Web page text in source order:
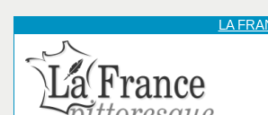
LA